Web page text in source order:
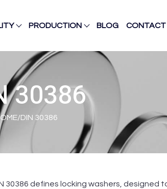
PRODUCTION BLOG CONTACT
30386
/DIN 30386
30386 defines locking washers,